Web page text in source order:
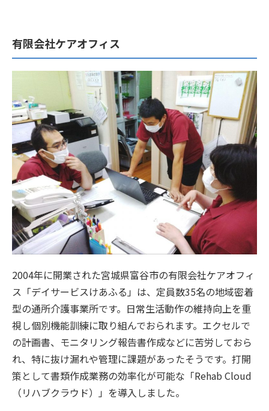
有限会社ケアオフィス
2004年に開業された宮城県富谷市の有限会社ケアオフィ
ス「デイサービスけあふる」は、定員数35名の地域密着
型の通所介護事業所です。日常生活動作の維持向上を重
視し個別機能訓練に取り組んでおられます。エクセルで
の計画書、モニタリング報告書作成などに苦労しておら
れ、特に抜け漏れや管理に課題があったそうです。打開
策として書類作成業務の効率化が可能な「Rehab Cloud
（リハブクラウド）」を導入しました。